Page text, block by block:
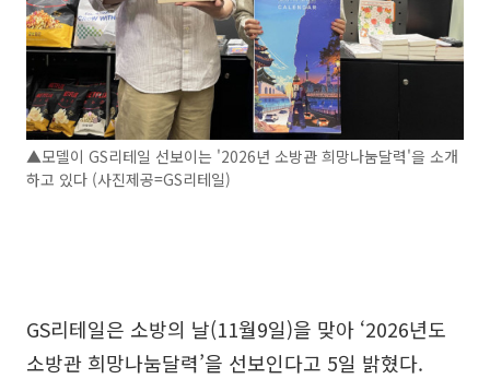
▲모델이 GS리테일 선보이는 '2026년 소방관 희망나눔달력'을 소개
하고 있다 (사진제공=GS리테일)
GS리테일은 소방의 날(11월9일)을 맞아 ‘2026년도
소방관 희망나눔달력’을 선보인다고 5일 밝혔다.